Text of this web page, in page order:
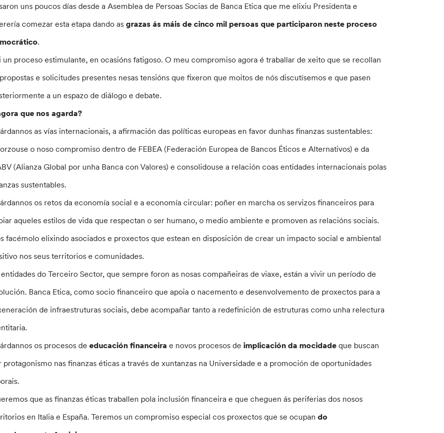
uns poucos días desde a Asemblea de Persoas Socias de Banca Etica que me elixiu Presidenta e
comezar esta etapa dando asgrazas ás máis de cinco mil persoas que participaron neste proceso
.
un proceso estimulante, en ocasións fatigoso. O meu compromiso agora é traballar de xeito que se recollan
e solicitudes presentes nesas tensións que fixeron que moitos de nós discutísemos e que pasen
a un espazo de diálogo e debate.
que nos agarda?
as vías internacionais, a afirmación das políticas europeas en favor dunhas finanzas sustentables:
o noso compromiso dentro de FEBEA (Federación Europea de Bancos Éticos e Alternativos) e da
(Alianza Global por unha Banca con Valores) e consolidouse a relación coas entidades internacionais polas
sustentables.
os retos da economía social e a economía circular: poñer en marcha os servizos financeiros para
aqueles estilos de vida que respectan o ser humano, o medio ambiente e promoven as relacións sociais.
facémolo elixindo asociados e proxectos que estean en disposición de crear un impacto social e ambiental
nos seus territorios e comunidades.
entidades do Terceiro Sector, que sempre foron as nosas compañeiras de viaxe, están a vivir un período de
Banca Etica, como socio financeiro que apoia o nacemento e desenvolvemento de proxectos para a
de infraestruturas sociais, debe acompañar tanto a redefinición de estruturas como unha relectura
os procesos deeducación financeira e novos procesos deimplicación da mocidade que buscan
protagonismo nas finanzas éticas a través de xuntanzas na Universidade e a promoción de oportunidades
que as finanzas éticas traballen pola inclusión financeira e que cheguen ás periferias dos nosos
en Italia e España. Teremos un compromiso especial cos proxectos que se ocupan do